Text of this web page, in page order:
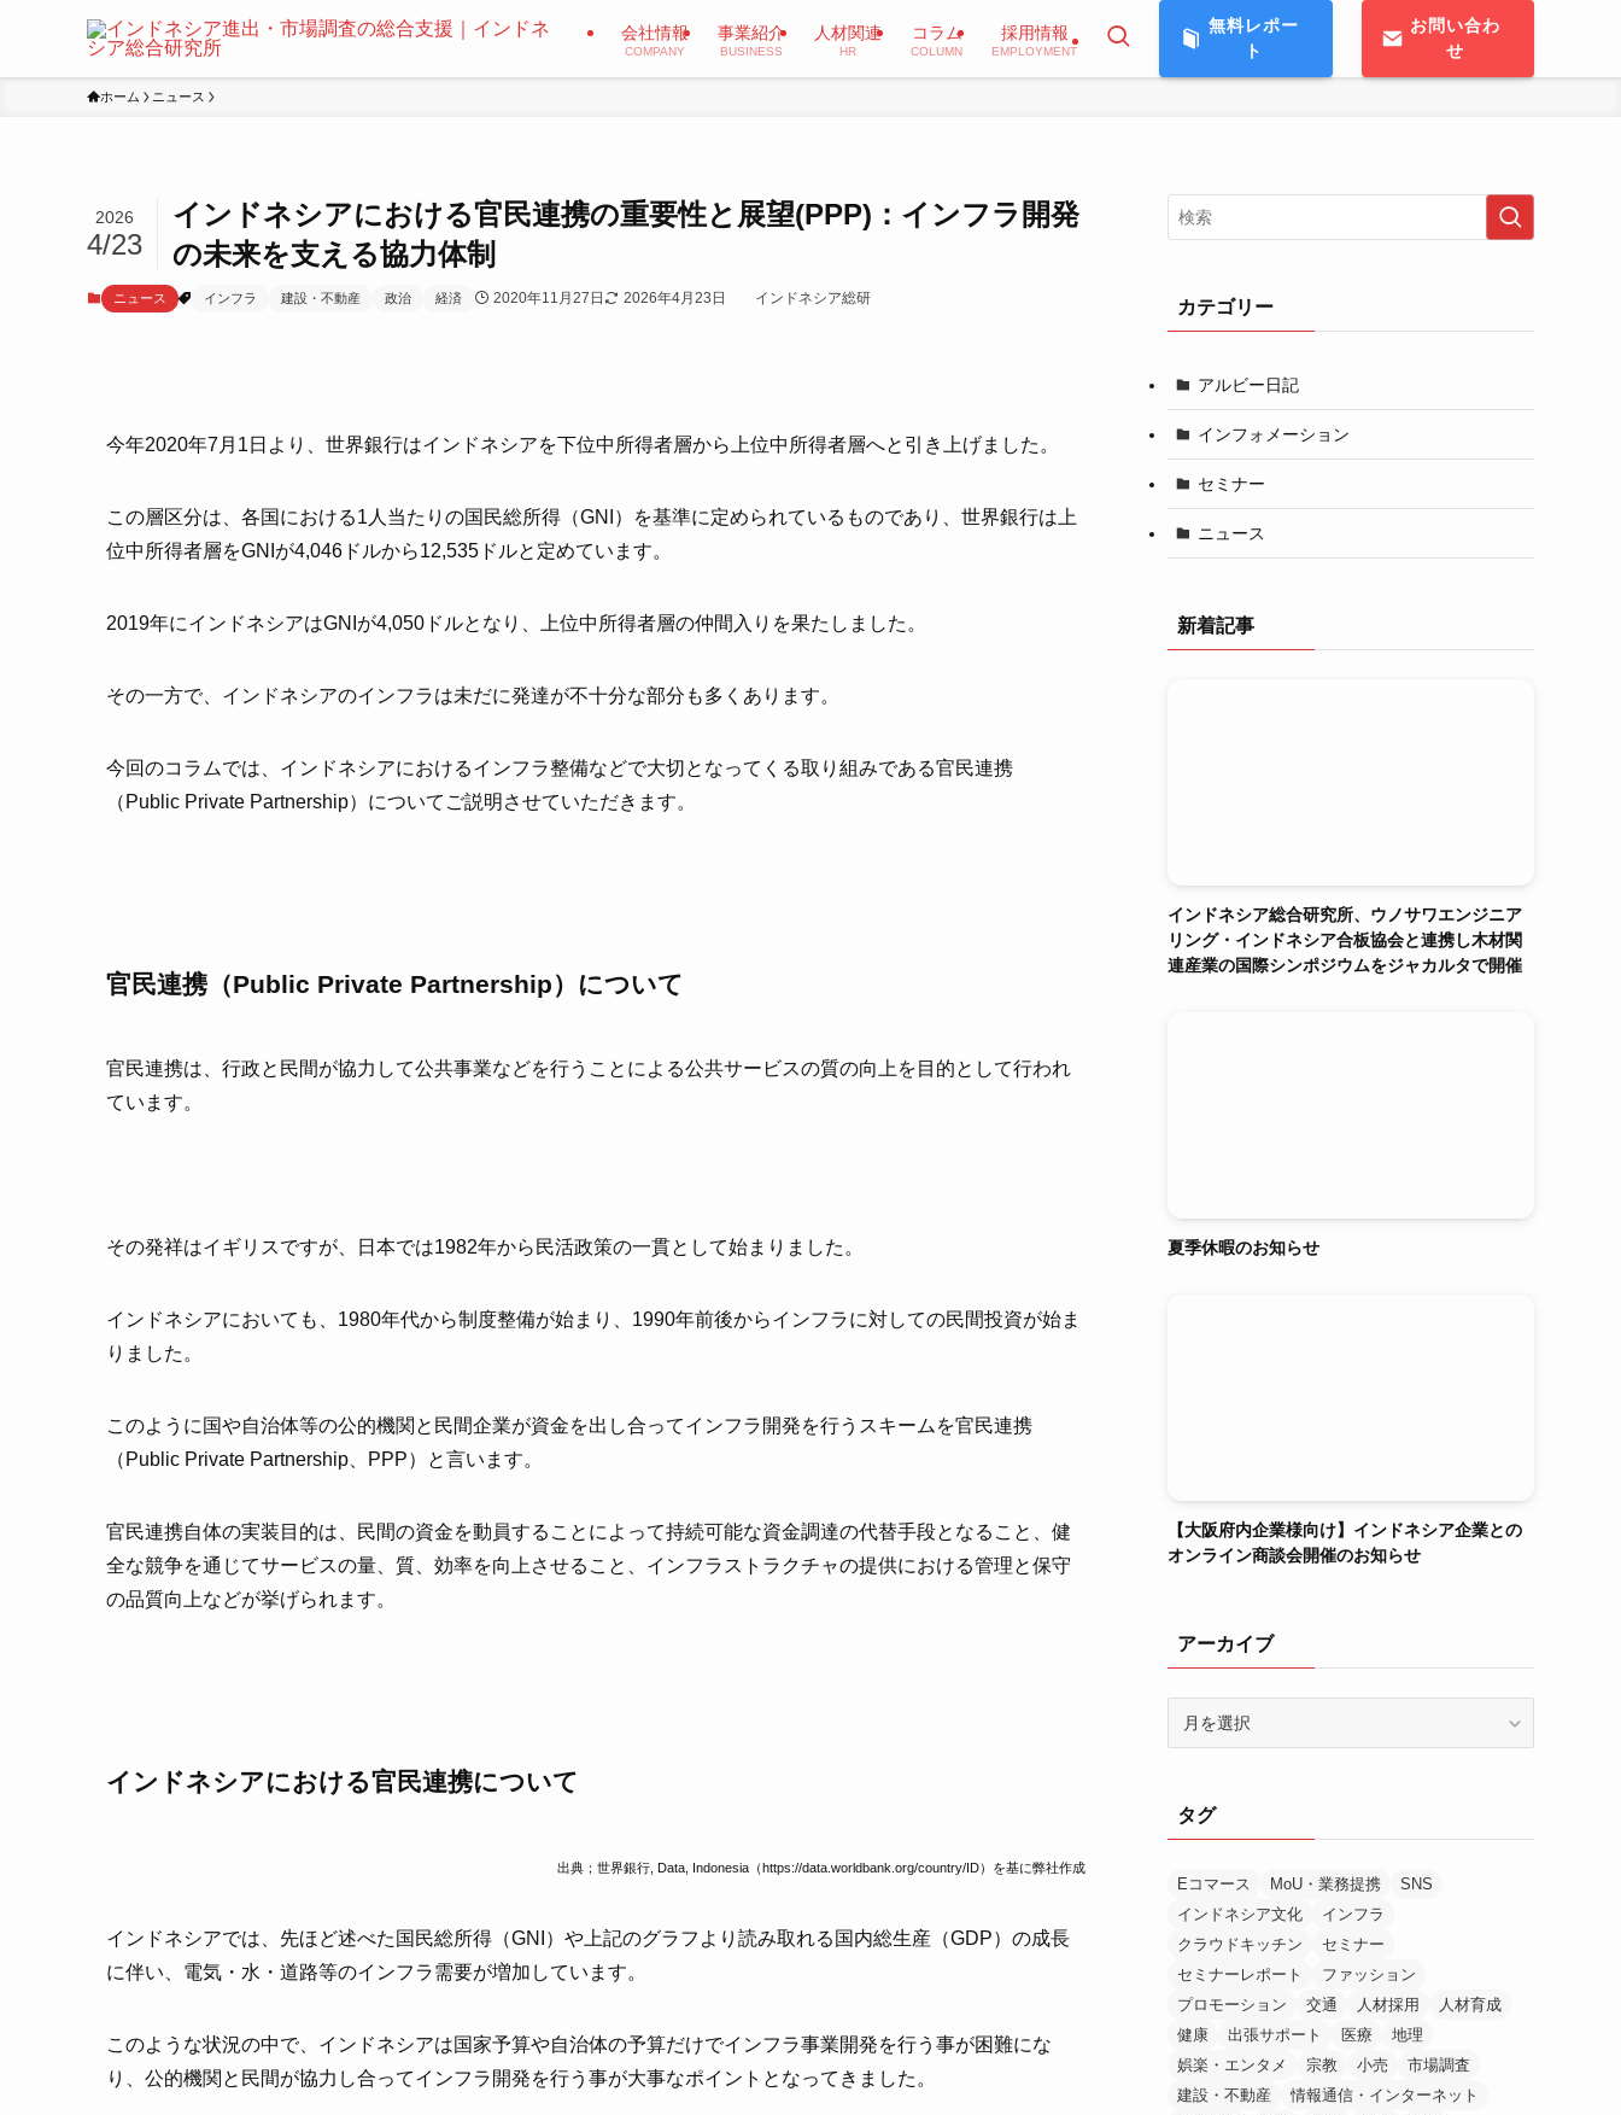
会社情報
COMPANY
事業紹介
BUSINESS
人材関連
HR
コラム
COLUMN
採用情報
EMPLOYMENT
無料レポー
ト
お問い合わ
せ
ホーム ニュース
インドネシアにおける官民連携の重要性と展望(PPP)：インフラ開発
の未来を支える協力体制
2026
4/23
ニュース インフラ 建設・不動産 政治 経済 2020年11月27日 2026年4月23日 インドネシア総研
今年2020年7月1日より、世界銀行はインドネシアを下位中所得者層から上位中所得者層へと引き上げました。
この層区分は、各国における1人当たりの国民総所得（GNI）を基準に定められているものであり、世界銀行は上
位中所得者層をGNIが4,046ドルから12,535ドルと定めています。
2019年にインドネシアはGNIが4,050ドルとなり、上位中所得者層の仲間入りを果たしました。
その一方で、インドネシアのインフラは未だに発達が不十分な部分も多くあります。
今回のコラムでは、インドネシアにおけるインフラ整備などで大切となってくる取り組みである官民連携
（Public Private Partnership）についてご説明させていただきます。
官民連携（Public Private Partnership）について
官民連携は、行政と民間が協力して公共事業などを行うことによる公共サービスの質の向上を目的として行われ
ています。
その発祥はイギリスですが、日本では1982年から民活政策の一貫として始まりました。
インドネシアにおいても、1980年代から制度整備が始まり、1990年前後からインフラに対しての民間投資が始ま
りました。
このように国や自治体等の公的機関と民間企業が資金を出し合ってインフラ開発を行うスキームを官民連携
（Public Private Partnership、PPP）と言います。
官民連携自体の実装目的は、民間の資金を動員することによって持続可能な資金調達の代替手段となること、健
全な競争を通じてサービスの量、質、効率を向上させること、インフラストラクチャの提供における管理と保守
の品質向上などが挙げられます。
インドネシアにおける官民連携について
出典；世界銀行, Data, Indonesia（https://data.worldbank.org/country/ID）を基に弊社作成
インドネシアでは、先ほど述べた国民総所得（GNI）や上記のグラフより読み取れる国内総生産（GDP）の成長
に伴い、電気・水・道路等のインフラ需要が増加しています。
このような状況の中で、インドネシアは国家予算や自治体の予算だけでインフラ事業開発を行う事が困難にな
り、公的機関と民間が協力し合ってインフラ開発を行う事が大事なポイントとなってきました。
カテゴリー
アルビー日記
インフォメーション
セミナー
ニュース
新着記事
インドネシア総合研究所、ウノサワエンジニア
リング・インドネシア合板協会と連携し木材関
連産業の国際シンポジウムをジャカルタで開催
夏季休暇のお知らせ
【大阪府内企業様向け】インドネシア企業との
オンライン商談会開催のお知らせ
アーカイブ
ブタグ
Eコマース MoU・業務提携
SNS
インドネシア文化
インフラ
クラウドキッチン
セミナー
セミナーレポート
ファッション
プロモーション
交通 人材採用
人材育成
健康
出張サポート 医療
地理
娯楽・エンタメ
宗教 小売
市場調査
建設・不動産
情報通信・インターネット